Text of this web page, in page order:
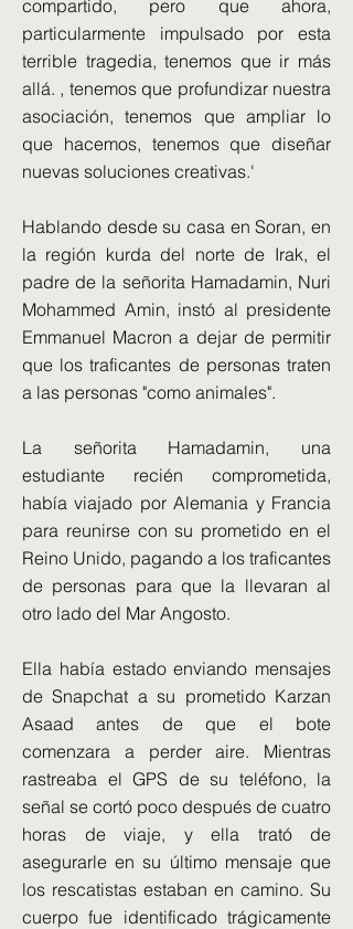
compartido, pero que ahora,
particularmente impulsado por esta
terrible tragedia, tenemos que ir más
allá. , tenemos que profundizar nuestra
asociación, tenemos que ampliar lo
que hacemos, tenemos que diseñar
nuevas soluciones creativas.'
Hablando desde su casa en Soran, en
la región kurda del norte de Irak, el
padre de la señorita Hamadamin, Nuri
Mohammed Amin, instó al presidente
Emmanuel Macron a dejar de permitir
que los traficantes de personas traten
a las personas "como animales".
La señorita Hamadamin, una
estudiante recién comprometida,
había viajado por Alemania y Francia
para reunirse con su prometido en el
Reino Unido, pagando a los traficantes
de personas para que la llevaran al
otro lado del Mar Angosto.
Ella había estado enviando mensajes
de Snapchat a su prometido Karzan
Asaad antes de que el bote
comenzara a perder aire. Mientras
rastreaba el GPS de su teléfono, la
señal se cortó poco después de cuatro
horas de viaje, y ella trató de
asegurarle en su último mensaje que
los rescatistas estaban en camino. Su
cuerpo fue identificado trágicamente